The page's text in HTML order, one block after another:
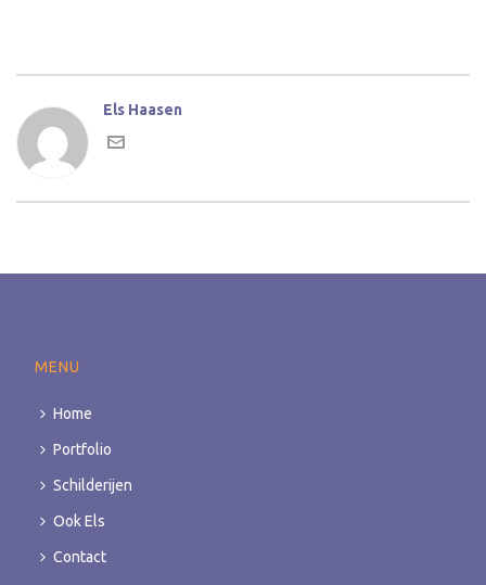
Els Haasen
MENU
Home
Portfolio
Schilderijen
Ook Els
Contact